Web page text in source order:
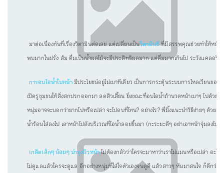
มาต่อเนื่องกันที่เรื่องวิตามินต่อเลย แต่เปลี่ยนเป็นวิตามินซีที่มีสรรพคุณช่วยทำให้หน้าต
พบมากในฝรั่ง ส้ม ดื่มเป็นน้ำผลไม้จะมีประสิทธิผลมาก แต่ดื่มมากเกินไป ระวังแคลอรีจ
การอบไอน้ำใบหน้ามีประโยชน์อยู่ไม่เบาทีเดียว เป็นการกระตุ้นระบบการไหลเวียนขอ
เปิดรูขุมขนให้สิ่งสกปรกออกมา ลดสิวเสี้ยน ยิ่งขณะที่อบไอน้ำถ้านวดหน้าเบาๆ ไปด้วย
หนุ่มอาจจะบอกว่ายากไปหรือเปล่า จะไปอบที่ไหน? อย่างไร? พี่มิ้งแนะนำวิธีง่ายๆ ด้วย
น้ำร้อนใส่ลงไป เอาหน้าไปอังบริเวณที่ไอน้ำลอยขึ้นมา (กะระยะดีๆ อย่าเอาหน้าจุ่มลงไป
เกล็ดเล็กๆ น้อยๆ บำรุงผิวหน้าไม่ต้องกลัวว่าใครจะมาหาว่าเราไม่แมนหรือเปล่า อะไ
ไม่ดูแลแล้วใครจะดูแล อีกอย่างหนุ่มที่ใส่ใจตัวเองจนดูดี แล้วสาวๆ หันมาสนใจ ก็ดีกว่